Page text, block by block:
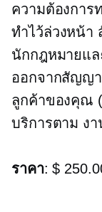
ความต้องการ
ทำไว้ล่วงหน้า
นักกฎหมายแ
ออกจากสัญญ
ลูกค้าของคุณ
บริการตาม ง
ราคา: $